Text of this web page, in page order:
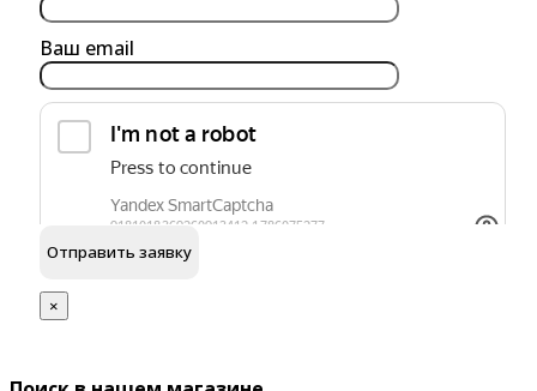
Ваш email
Я согласен наобработку персональных данных
×